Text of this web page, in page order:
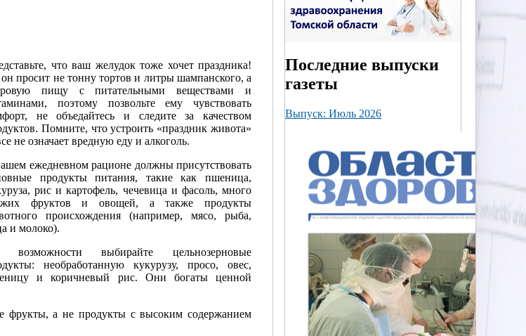
Последние выпуски
газеты
Выпуск: Июль 2026
что ваш желудок тоже хочет праздника!
просит не тонну тортов и литры шампанского, а
пищу с питательными веществами и
поэтому позвольте ему чувствовать
не объедайтесь и следите за качеством
Помните, что устроить «праздник живота»
не означает вредную еду и алкоголь.
ежедневном рационе должны присутствовать
продукты питания, такие как пшеница,
рис и картофель, чечевица и фасоль, много
фруктов и овощей, а также продукты
происхождения (например, мясо, рыба,
и молоко).
возможности выбирайте цельнозерновые
необработанную кукурузу, просо, овес,
и коричневый рис. Они богаты ценной
фрукты, а не продукты с высоким содержанием